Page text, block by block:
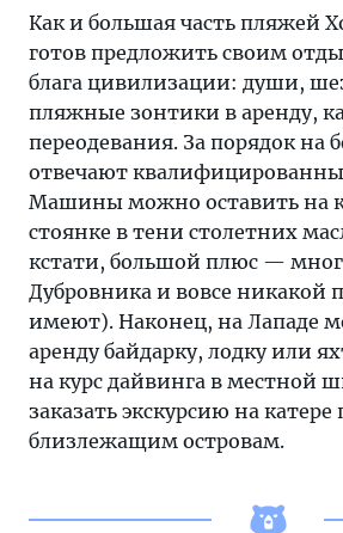
Как и большая часть пляжей
готов предложить своим
блага цивилизации: души,
пляжные зонтики в аренду,
переодевания. За порядок на
отвечают
Машины можно оставить на
стоянке в тени столетних
кстати, большой плюс —
Дубровника и вовсе никакой
имеют). Наконец, на Лападе
аренду байдарку, лодку или
на курс дайвинга в местной
заказать экскурсию на катере
близлежащим островам.